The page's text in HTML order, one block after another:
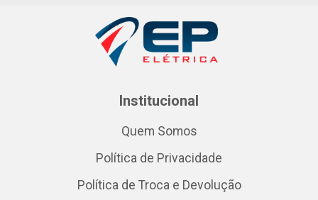
Institucional
Quem Somos
Política de Privacidade
Política de Troca e Devolução